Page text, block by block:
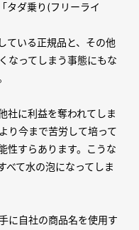
タダ乗り (フリーライ
ている正規品と、その他
なってしまう事態にもな
社に利益を奪われてしま
り今まで苦労して培って
性すらあります。こうな
べて水の泡になってしま
に自社の商品名を使用す